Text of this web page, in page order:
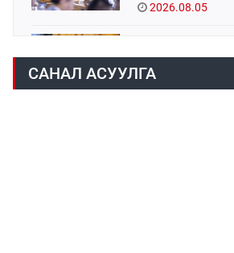
2026.08.05
салбар хамаарахгүй
САНАЛ АСУУЛГА